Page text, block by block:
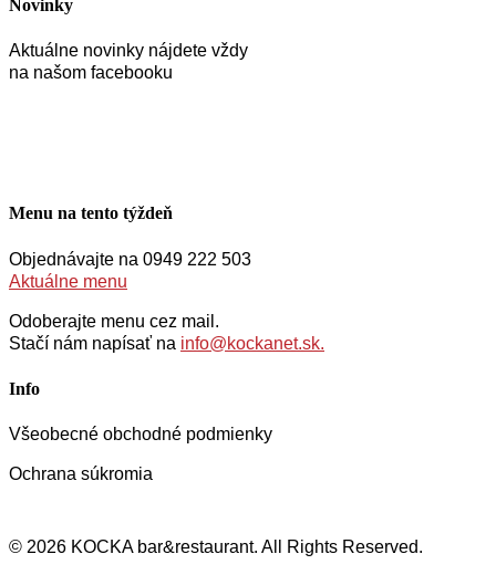
Novinky
Aktuálne novinky nájdete vždy
na našom facebooku
Menu na tento týždeň
Objednávajte na 0949 222 503
Aktuálne menu
Odoberajte menu cez mail.
Stačí nám napísať na info@kockanet.sk.
Info
Všeobecné obchodné podmienky
Ochrana súkromia
© 2026 KOCKA bar&restaurant. All Rights Reserved.